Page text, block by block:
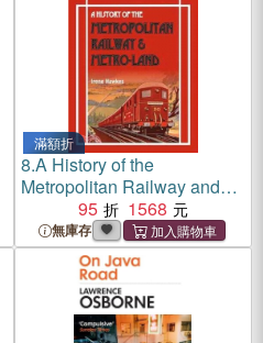
滿額折
8.A History of the
Metropolitan Railway and
Metro-Land
95 1568
無庫存